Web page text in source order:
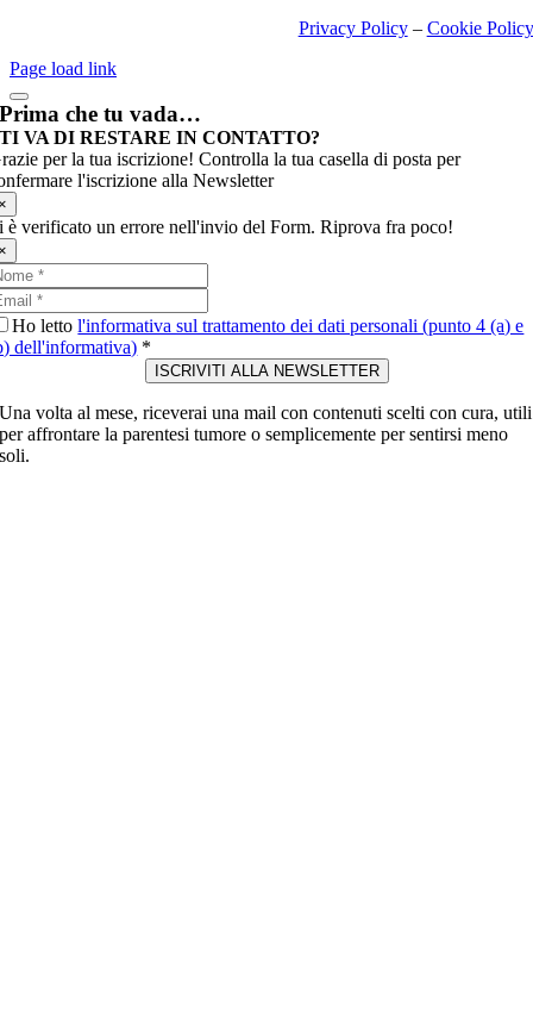
Privacy Policy– Cookie Policy
Page load link
Prima che tu vada…
TI VA DI RESTARE IN CONTATTO?
per la tua iscrizione! Controlla la tua casella di posta per
l'iscrizione alla Newsletter
è verificato un errore nell'invio del Form. Riprova fra poco!
Ho lettol'informativa sul trattamento dei dati personali (punto 4 (a) e
dell'informativa) *
ISCRIVITI ALLA NEWSLETTER
Una volta al mese, riceverai una mail con contenuti scelti con cura, utili
per affrontare la parentesi tumore o semplicemente per sentirsi meno
soli.